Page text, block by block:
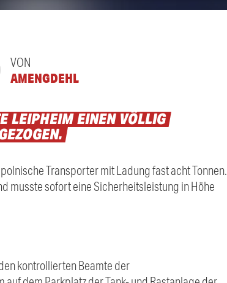
VON
AMENGDEHL
LEIPHEIMEINENVÖLLIG
Transporter mit Ladung fast acht Tonnen.
musste sofort eine Sicherheitsleistung in Höhe
kontrollierten Beamte der